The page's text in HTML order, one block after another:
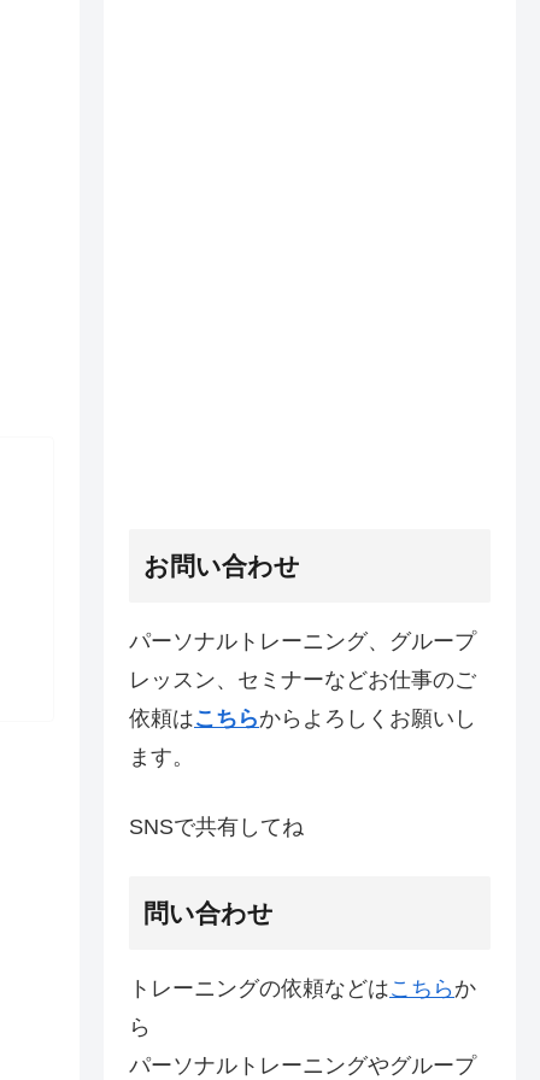
お問い合わせ
パーソナルトレーニング、グループ
レッスン、セミナーなどお仕事のご
依頼はこちらからよろしくお願いし
ます。
SNSで共有してね
問い合わせ
トレーニングの依頼などはこちら か
ら
パーソナルトレーニングやグループ